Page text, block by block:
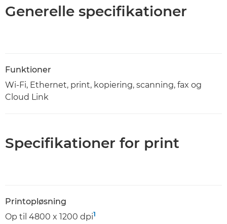
Generelle specifikationer
Funktioner
Wi-Fi, Ethernet, print, kopiering, scanning, fax og
Cloud Link
Specifikationer for print
Printopløsning
Op til 4800 x 1200 dpi1